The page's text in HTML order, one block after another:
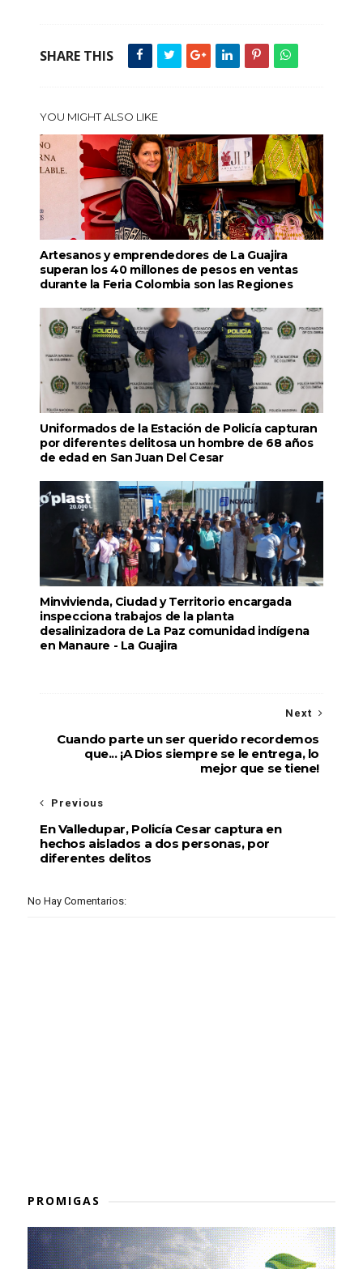
SHARE THIS
YOU MIGHT ALSO LIKE
Artesanos y emprendedores de La Guajira
superan los 40 millones de pesos en ventas
durante la Feria Colombia son las Regiones
Uniformados de la Estación de Policía capturan
por diferentes delitosa un hombre de 68 años
de edad en San Juan Del Cesar
Minvivienda, Ciudad y Territorio encargada
inspecciona trabajos de la planta
desalinizadora de La Paz comunidad indígena
en Manaure - La Guajira
Next
Cuando parte un ser querido recordemos
que... ¡A Dios siempre se le entrega, lo
mejor que se tiene!
Previous
En Valledupar, Policía Cesar captura en
hechos aislados a dos personas, por
diferentes delitos
No Hay Comentarios:
PROMIGAS